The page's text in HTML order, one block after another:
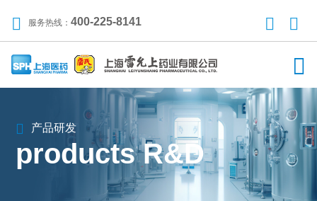
服务热线： 400-225-8141
产品研发
products R&D